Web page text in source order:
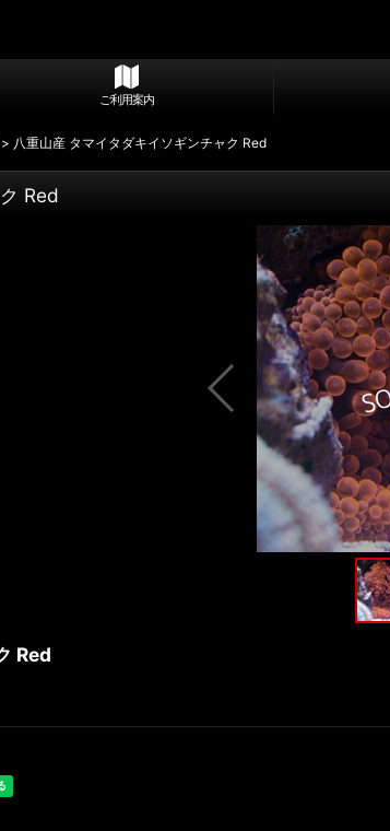
ご利用案内
> 八重山産 タマイタダキイソギンチャク Red
Red
Red